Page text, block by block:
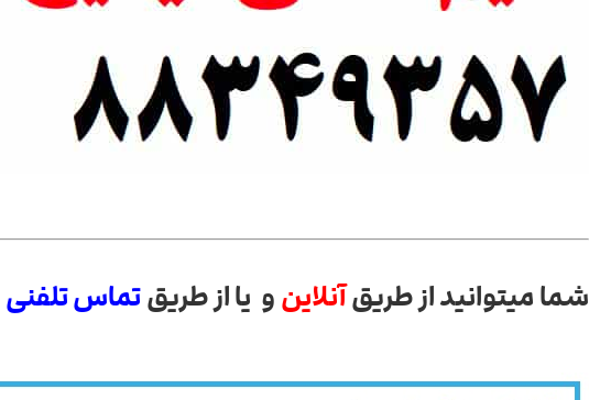
شما میتوانید از طریقآنلاینو یا از طریقتماس تلفنی